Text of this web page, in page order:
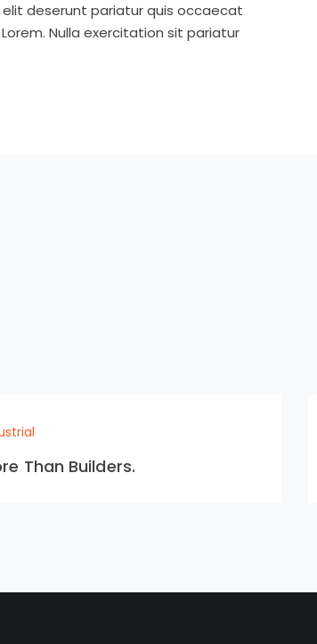
deserunt pariatur quis occaecat
Nulla exercitation sit pariatur
Than Builders.